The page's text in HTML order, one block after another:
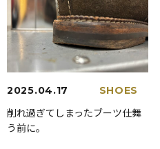
2025.04.17 SHOES
削れ過ぎてしまったブーツ仕舞
う前に。